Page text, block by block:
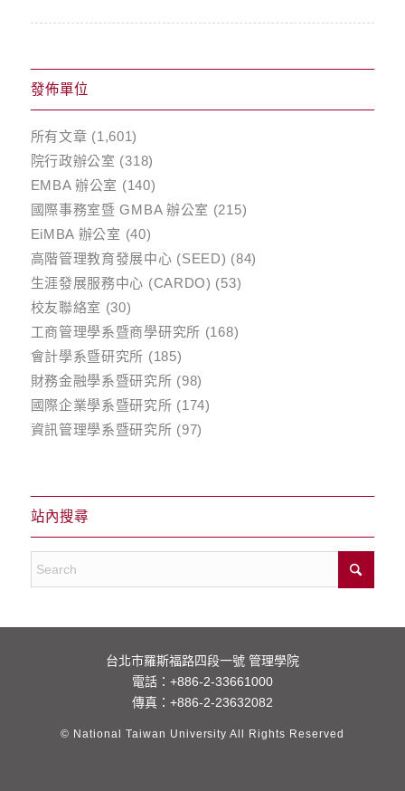
發佈單位
所有文章 (1,601)
院行政辦公室 (318)
EMBA 辦公室 (140)
國際事務室暨 GMBA 辦公室 (215)
EiMBA 辦公室 (40)
高階管理教育發展中心 (SEED) (84)
生涯發展服務中心 (CARDO) (53)
校友聯絡室 (30)
工商管理學系暨商學研究所 (168)
會計學系暨研究所 (185)
財務金融學系暨研究所 (98)
國際企業學系暨研究所 (174)
資訊管理學系暨研究所 (97)
站內搜尋
台北市羅斯福路四段一號 管理學院
電話： +886-2-33661000
傳真：+886-2-23632082
© National Taiwan University All Rights Reserved